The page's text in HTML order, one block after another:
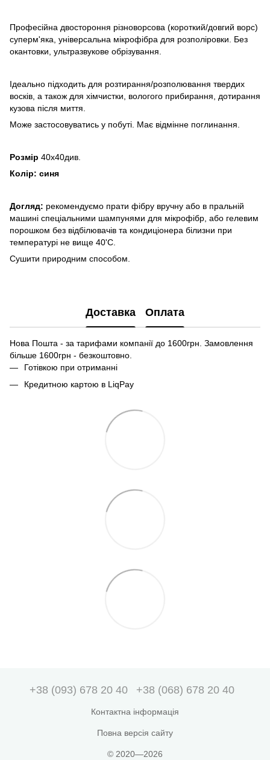
Професійна двостороння різноворсова (короткий/довгий ворс)
суперм'яка, універсальна мікрофібра для розполіровки. Без
окантовки, ультразвукове обрізування.
Ідеально підходить для розтирання/розполювання твердих
восків, а також для хімчистки, вологого прибирання, дотирання
кузова після миття.
Може застосовуватись у побуті. Має відмінне поглинання.
Розмір 40х40див.
Колір: синя
Догляд: рекомендуємо прати фібру вручну або в пральній
машині спеціальними шампунями для мікрофібр, або гелевим
порошком без відбілювачів та кондиціонера білизни при
температурі не вище 40'С.
Сушити природним способом.
Доставка Оплата
Нова Пошта - за тарифами компанії до 1600грн. Замовлення
більше 1600грн - безкоштовно.
Готівкою при отриманні
Кредитною картою в LiqPay
+38 (093) 678 20 40 +38 (068) 678 20 40
Контактна інформація
Повна версія сайту
© 2020—2026